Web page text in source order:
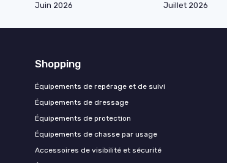
Juin 2026
Juillet 2026
Shopping
Équipements de repérage et de suivi
Équipements de dressage
Équipements de protection
Équipements de chasse par usage
Accessoires de visibilité et sécurité